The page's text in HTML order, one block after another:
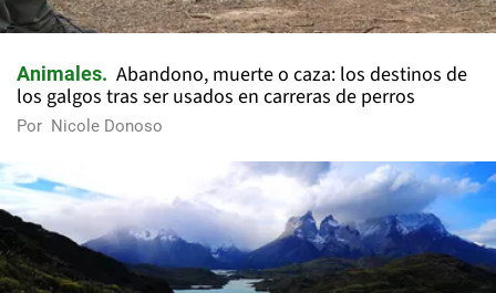
Animales
Abandono, muerte o caza: los destinos de
los galgos tras ser usados en carreras de perros
Por Nicole Donoso